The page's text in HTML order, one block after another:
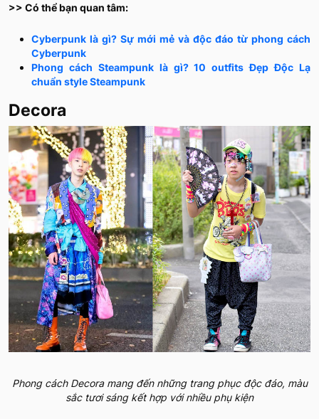
>> Có thể bạn quan tâm:
Cyberpunk là gì? Sự mới mẻ và độc đáo từ phong cách
Cyberpunk
Phong cách Steampunk là gì? 10 outfits Đẹp Độc Lạ
chuẩn style Steampunk
Decora
Phong cách Decora mang đến những trang phục độc đáo, màu
sắc tươi sáng kết hợp với nhiều phụ kiện